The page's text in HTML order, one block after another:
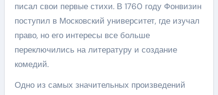
писал свои первые стихи. В 1760 году Фонвизин
поступил в Московский университет, где изучал
право, но его интересы все больше
переключились на литературу и создание
комедий.
Одно из самых значительных произведений